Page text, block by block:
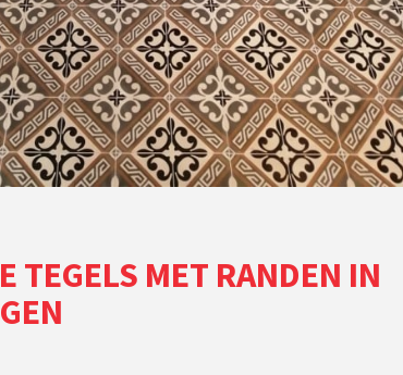
TEGELS MET RANDEN IN